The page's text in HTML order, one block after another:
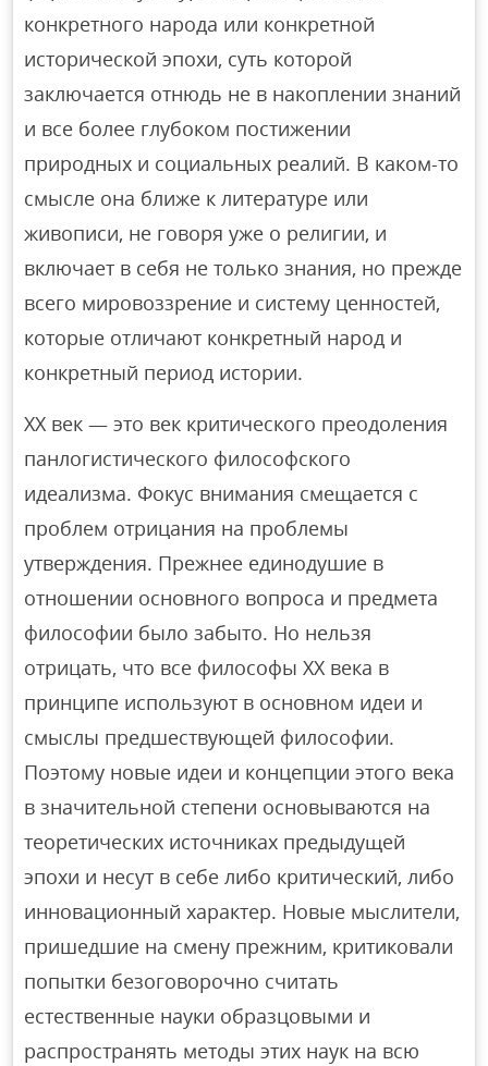
конкретного народа или конкретной
исторической эпохи, суть которой
заключается отнюдь не в накоплении знаний
и все более глубоком постижении
природных и социальных реалий. В каком-то
смысле она ближе к литературе или
живописи, не говоря уже о религии, и
включает в себя не только знания, но прежде
всего мировоззрение и систему ценностей,
которые отличают конкретный народ и
конкретный период истории.
XX век — это век критического преодоления
панлогистического философского
идеализма. Фокус внимания смещается с
проблем отрицания на проблемы
утверждения. Прежнее единодушие в
отношении основного вопроса и предмета
философии было забыто. Но нельзя
отрицать, что все философы XX века в
принципе используют в основном идеи и
смыслы предшествующей философии.
Поэтому новые идеи и концепции этого века
в значительной степени основываются на
теоретических источниках предыдущей
эпохи и несут в себе либо критический, либо
инновационный характер. Новые мыслители,
пришедшие на смену прежним, критиковали
попытки безоговорочно считать
естественные науки образцовыми и
распространять методы этих наук на всю